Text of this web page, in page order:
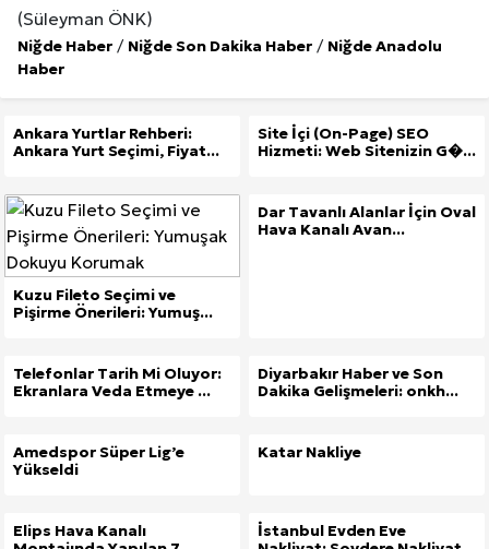
(Süleyman ÖNK)
Niğde Haber / Niğde Son Dakika Haber / Niğde Anadolu
Haber
Ankara Yurtlar Rehberi:
Ankara Yurt Seçimi, Fiyat...
Site İçi (On-Page) SEO
Hizmeti: Web Sitenizin G�...
Kuzu Fileto Seçimi ve
Pişirme Önerileri: Yumuş...
Dar Tavanlı Alanlar İçin Oval
Hava Kanalı Avan...
Telefonlar Tarih Mi Oluyor:
Ekranlara Veda Etmeye ...
Diyarbakır Haber ve Son
Dakika Gelişmeleri: onkh...
Amedspor Süper Lig’e
Yükseldi
Katar Nakliye
Elips Hava Kanalı
İstanbul Evden Eve